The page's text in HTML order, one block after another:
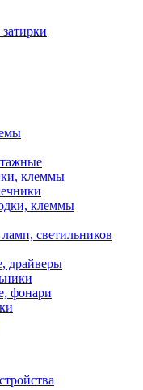
клеммы
клеммы
светильников
драйверы
фонари